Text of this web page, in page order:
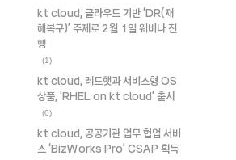
kt cloud, 클라우드 기반 ‘DR(재
해복구)’ 주제로 2월 1일 웨비나 진
행
(1)
kt cloud, 레드햇과 서비스형 OS
상품, 'RHEL on kt cloud' 출시
(0)
kt cloud, 공공기관 업무 협업 서비
스 ‘BizWorks Pro’ CSAP 획득